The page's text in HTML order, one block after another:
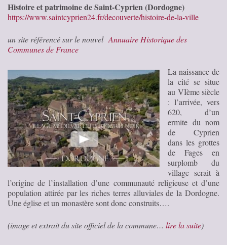
Histoire et patrimoine de Saint-Cyprien (Dordogne)
https://www.saintcyprien24.fr/decouverte/histoire-de-la-ville
un site référencé sur le nouvel Annuaire Historique des
Communes de France
La naissance de
la cité se situe
au VIème siècle
: l’arrivée, vers
620, d’un
ermite du nom
de Cyprien
dans les grottes
de Fages en
surplomb du
village serait à
l’origine de l’installation d’une communauté religieuse et d’une
population attirée par les riches terres alluviales de la Dordogne.
Une église et un monastère sont donc construits….
(image et extrait du site officiel de la commune… lire la suite)